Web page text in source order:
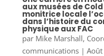
aux musées de
monitrice locale
dans l’histoire du
physique aux FAC
par Mike Marshall,
communications|